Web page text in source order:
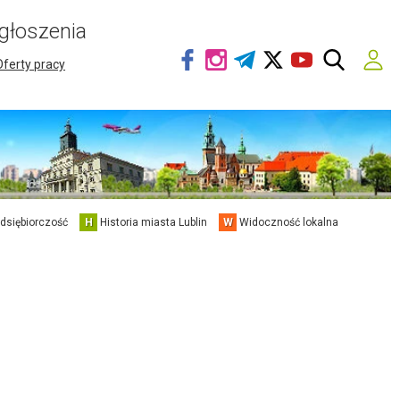
pracy
H Historia miasta Lublin W Widoczność lokalna